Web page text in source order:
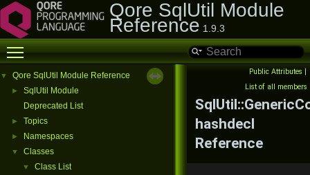
Qore SqlUtil Module
Reference 1.9.3
Toggle main menu visibility
▼ Qore SqlUtil Module Reference
►
SqlUtil Module
Deprecated List
► Topics
► Namespaces
▼ Classes
▼ Class List
Public Attributes |
List of all members
hashdecl
Reference